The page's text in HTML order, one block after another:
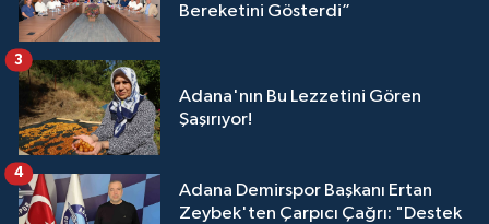
Bereketini Gösterdi”
Adana'nın Bu Lezzetini Gören
Şaşırıyor!
3
Adana Demirspor Başkanı Ertan
Zeybek'ten Çarpıcı Çağrı: "Destek
4